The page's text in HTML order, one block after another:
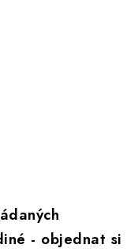
- objednat si